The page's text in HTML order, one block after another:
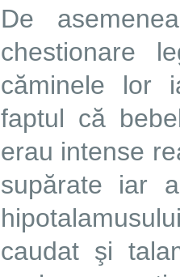
De
chestionare
căminele lor
faptul că
erau intense
supărate iar
caudat şi